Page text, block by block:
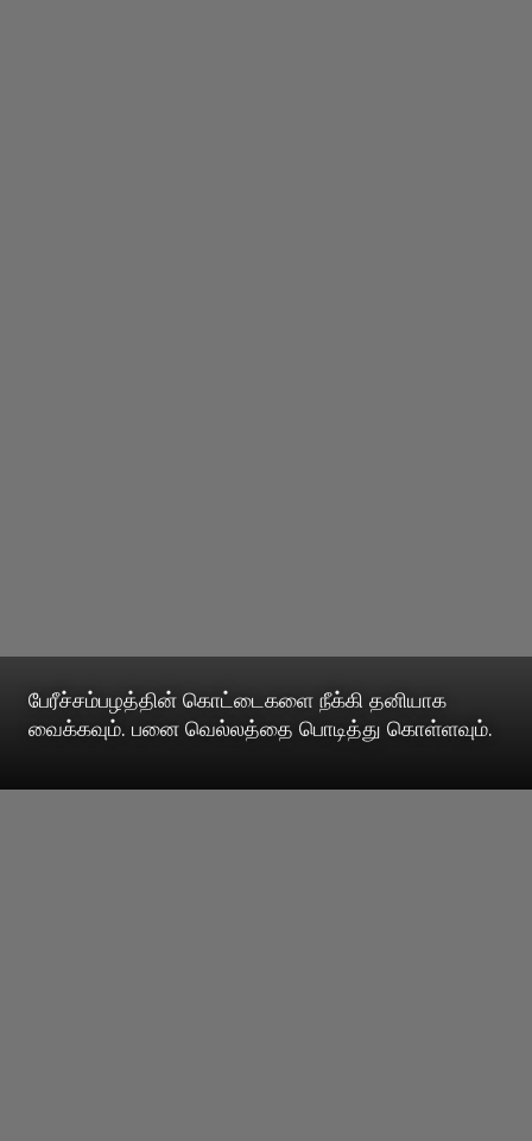
பேரீச்சம்பழத்தின் கொட்டைகளை நீக்கி தனியாக
வைக்கவும். பனை வெல்லத்தை பொடித்து கொள்ளவும்.